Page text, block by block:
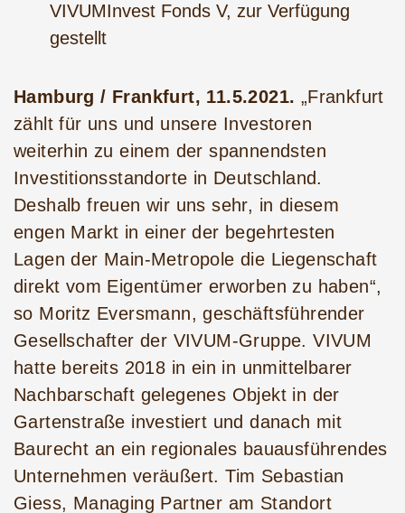
VIVUMInvest Fonds V, zur Verfügung
gestellt
Hamburg / Frankfurt, 11.5.2021. „Frankfurt
zählt für uns und unsere Investoren
weiterhin zu einem der spannendsten
Investitionsstandorte in Deutschland.
Deshalb freuen wir uns sehr, in diesem
engen Markt in einer der begehrtesten
Lagen der Main-Metropole die Liegenschaft
direkt vom Eigentümer erworben zu haben“,
so Moritz Eversmann, geschäftsführender
Gesellschafter der VIVUM-Gruppe. VIVUM
hatte bereits 2018 in ein in unmittelbarer
Nachbarschaft gelegenes Objekt in der
Gartenstraße investiert und danach mit
Baurecht an ein regionales bauausführendes
Unternehmen veräußert. Tim Sebastian
Giess, Managing Partner am Standort